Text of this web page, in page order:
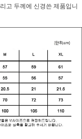
고 두께에 신경쓴 제품입니